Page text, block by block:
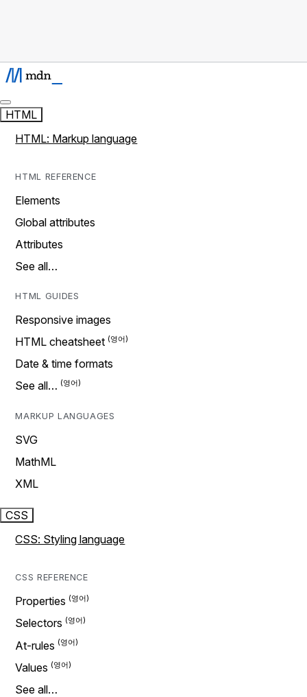
HTML
HTML: Markup language
HTML REFERENCE
Elements
Global attributes
Attributes
See all…
HTML GUIDES
Responsive images
HTML cheatsheet
Date & time formats
See all…
MARKUP LANGUAGES
SVG
MathML
XML
CSS
CSS: Styling language
CSS REFERENCE
Properties
Selectors
At-rules
Values
See all…